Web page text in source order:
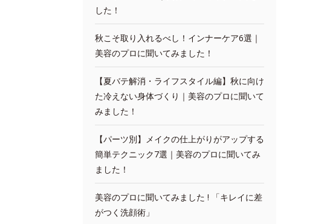
した！
秋こそ取り入れるべし！インナーケア6選｜
美容のプロに聞いてみました！
【夏バテ解消・ライフスタイル編】秋に向け
た冷えない身体づくり｜美容のプロに聞いて
みました！
【パーツ別】メイクの仕上がりがアップする
簡単テクニック7選｜美容のプロに聞いてみ
ました！
美容のプロに聞いてみました ! 「キレイに差
がつく洗顔術」